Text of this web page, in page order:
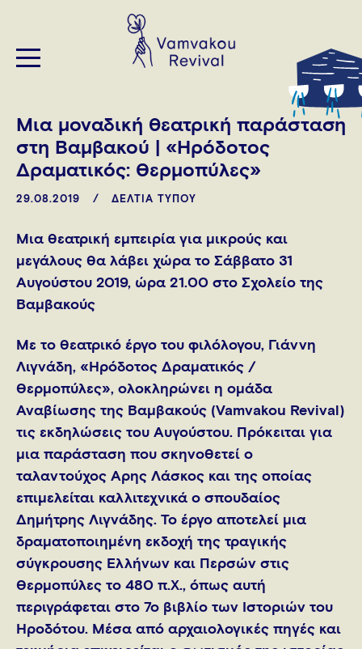
Μια μοναδική θεατρική παράσταση
στη Βαμβακού | «Ηρόδοτος
Δραματικός: Θερμοπύλες»
29.08.2019 ΔΕΛΤΙΑ ΤΥΠΟΥ
Μια θεατρική εμπειρία για μικρούς και
μεγάλους θα λάβει χώρα το Σάββατο 31
Αυγούστου 2019, ώρα 21.00 στο Σχολείο της
Βαμβακούς
Με το θεατρικό έργο του φιλόλογου, Γιάννη
Λιγνάδη, «Ηρόδοτος Δραματικός /
Θερμοπύλες», ολοκληρώνει η ομάδα
Αναβίωσης της Βαμβακούς (Vamvakou Revival)
τις εκδηλώσεις του Αυγούστου. Πρόκειται για
μια παράσταση που σκηνοθετεί ο
ταλαντούχος Άρης Λάσκος και της οποίας
επιμελείται καλλιτεχνικά ο σπουδαίος
Δημήτρης Λιγνάδης. Το έργο αποτελεί μια
δραματοποιημένη εκδοχή της τραγικής
σύγκρουσης Ελλήνων και Περσών στις
Θερμοπύλες το 480 π.Χ., όπως αυτή
περιγράφεται στο 7ο βιβλίο των Ιστοριών του
Ηροδότου. Μέσα από αρχαιολογικές πηγές και